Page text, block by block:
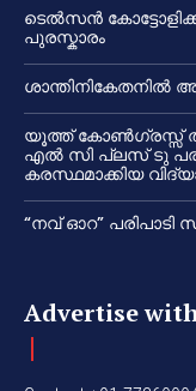
ടെൽസൻ
പുരസ്കാരം
ശാന്തിനികേതനിൽ
യൂത്ത് കോൺഗ്രസ്സ്
എൽ സി പ്ലസ് ടു
കരസ്ഥമാക്കിയ
“നവ് ഓറ” പരിപാടി
Advertise